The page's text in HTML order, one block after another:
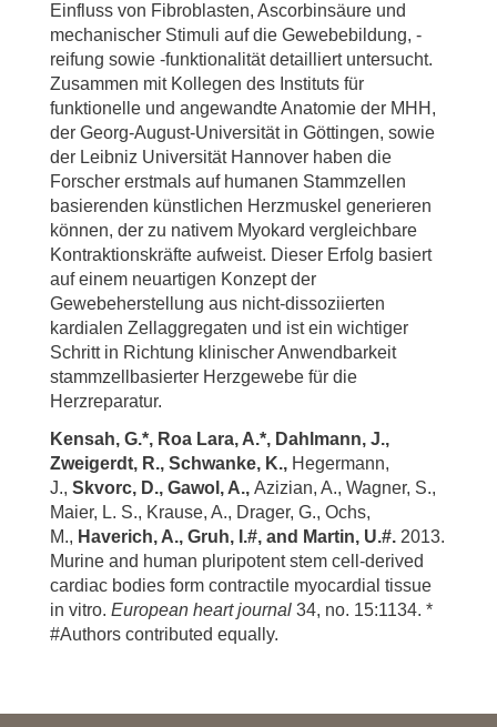
Einfluss von Fibroblasten, Ascorbinsäure und
mechanischer Stimuli auf die Gewebebildung, -
reifung sowie -funktionalität detailliert untersucht.
Zusammen mit Kollegen des Instituts für
funktionelle und angewandte Anatomie der MHH,
der Georg-August-Universität in Göttingen, sowie
der Leibniz Universität Hannover haben die
Forscher erstmals auf humanen Stammzellen
basierenden künstlichen Herzmuskel generieren
können, der zu nativem Myokard vergleichbare
Kontraktionskräfte aufweist. Dieser Erfolg basiert
auf einem neuartigen Konzept der
Gewebeherstellung aus nicht-dissoziierten
kardialen Zellaggregaten und ist ein wichtiger
Schritt in Richtung klinischer Anwendbarkeit
stammzellbasierter Herzgewebe für die
Herzreparatur.
Kensah, G.*, Roa Lara, A.*, Dahlmann, J.,
Zweigerdt, R., Schwanke, K., Hegermann,
J., Skvorc, D., Gawol, A., Azizian, A., Wagner, S.,
Maier, L. S., Krause, A., Drager, G., Ochs,
M., Haverich, A., Gruh, I.#, and Martin, U.#. 2013.
Murine and human pluripotent stem cell-derived
cardiac bodies form contractile myocardial tissue
in vitro. European heart journal 34, no. 15:1134. *
#Authors contributed equally.